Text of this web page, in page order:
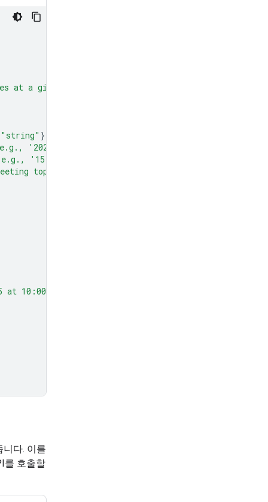
at a given time and date."
"string" }},
'2024-07-29')"
'15:00')"
topic."
10:00 AM about Q3 planning."
다. 이를
를 호출할